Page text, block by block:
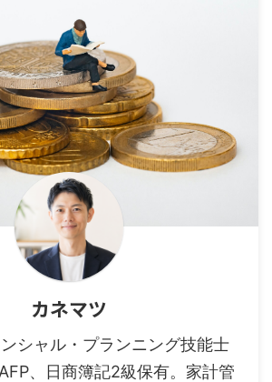
カネマツ
シャル・プランニング技能士
、日商簿記2級保有。家計管